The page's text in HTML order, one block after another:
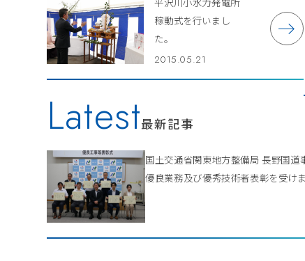
稼動式を行いまし
た。
2015.05.21
Latest最新記事
国土交通省関東地方整備局 長野国道
優良業務及び優秀技術者表彰を受けま